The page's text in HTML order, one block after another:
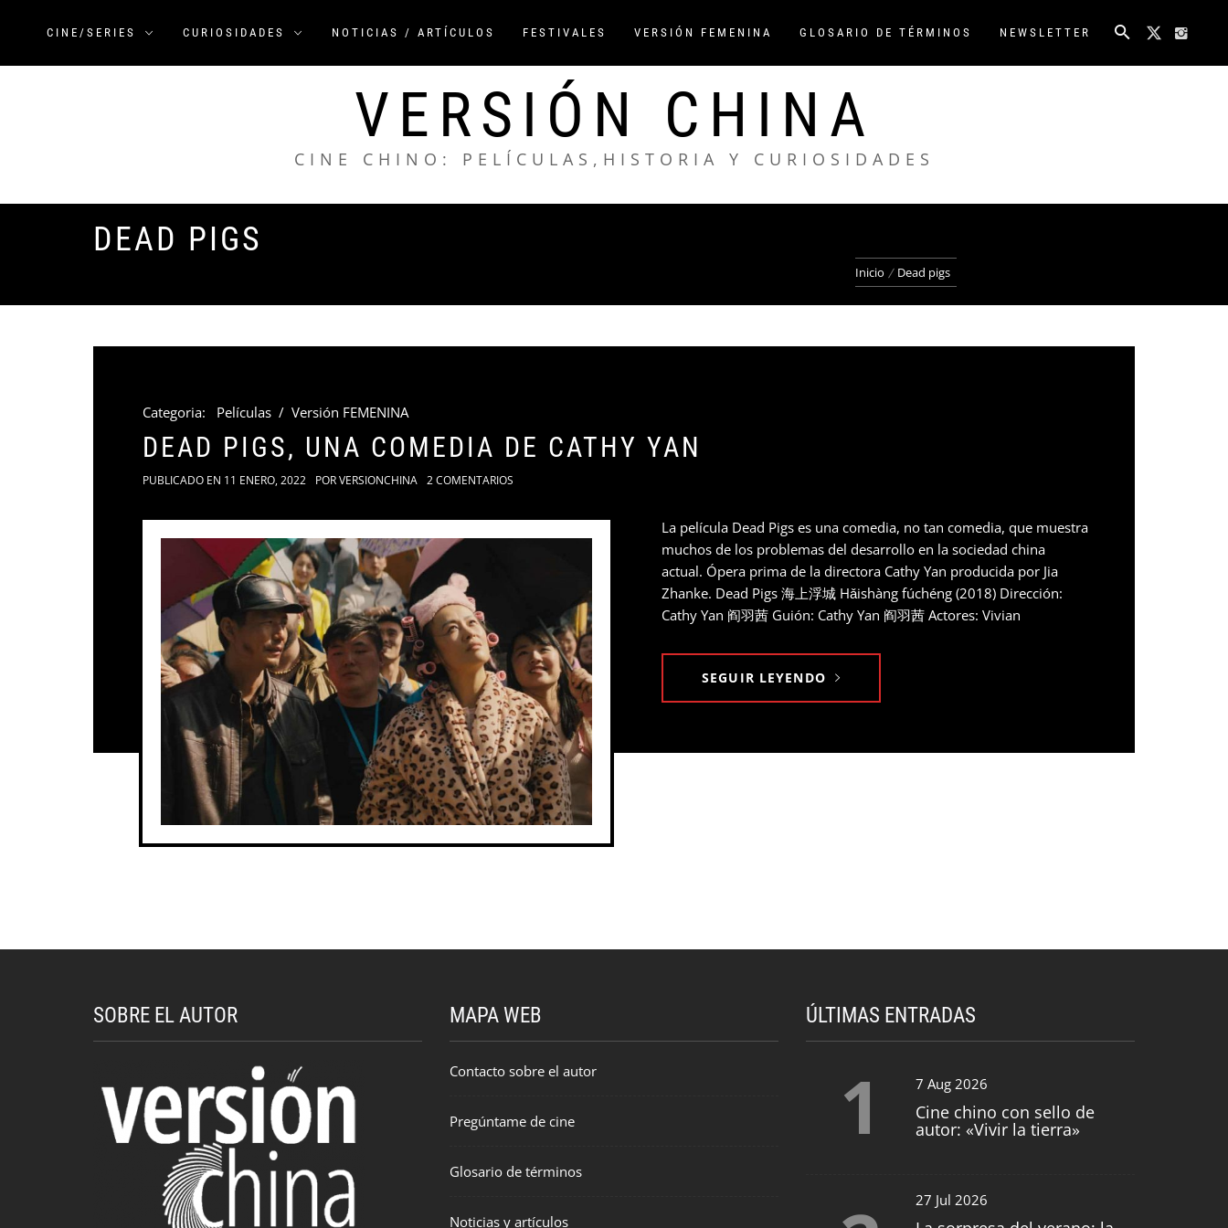
CINE/SERIES CURIOSIDADES NOTICIAS / ARTÍCULOS FESTIVALES VERSIÓN FEMENINA GLOSARIO DE TÉRMINOS NEWSLETTER
VERSIÓN CHINA
CINE CHINO: PELÍCULAS,HISTORIA Y CURIOSIDADES
DEAD PIGS
Inicio Dead pigs
Categoria: Películas / Versión FEMENINA
DEAD PIGS, UNA COMEDIA DE CATHY YAN
PUBLICADO EN 11 ENERO, 2022 PORVERSIONCHINA 2 COMENTARIOS
La película Dead Pigs es una comedia, no tan comedia, que muestra
muchos de los problemas del desarrollo en la sociedad china
actual. Ópera prima de la directora Cathy Yan producida por Jia
Zhanke. Dead Pigs 海上浮城 Hǎishàng fúchéng (2018) Dirección:
Cathy Yan 阎羽茜 Guión: Cathy Yan 阎羽茜 Actores: Vivian
SEGUIR LEYENDO
SOBRE EL AUTOR MAPA WEB
Contacto sobre el autor
Pregúntame de cine
Glosario de términos
Noticias y artículos
ÚLTIMAS ENTRADAS
1 7 Aug 2026
Cine chino con sello de
autor: «Vivir la tierra»
27 Jul 2026